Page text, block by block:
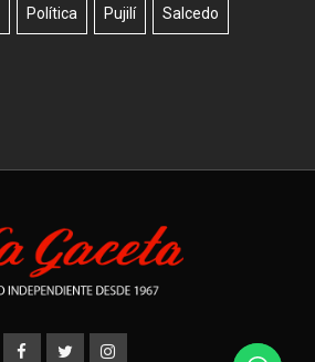
Política Pujilí Salcedo